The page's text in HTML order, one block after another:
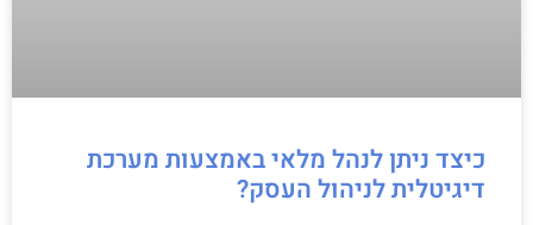
כיצד ניתן לנהל מלאי באמצעות מערכת
דיגיטלית לניהול העסק?